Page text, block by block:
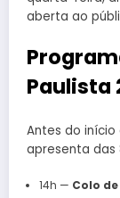
aberta ao
Paulista
Antes do início
apresenta das
14h — Colo